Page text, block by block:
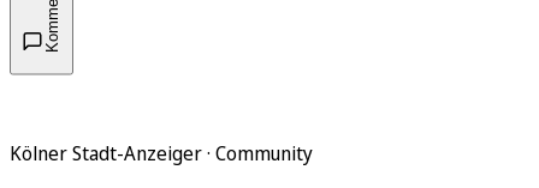
Kölner Stadt-Anzeiger · Community